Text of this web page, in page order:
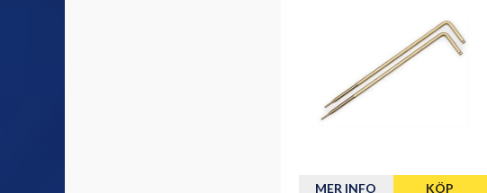
MER INFO KÖP